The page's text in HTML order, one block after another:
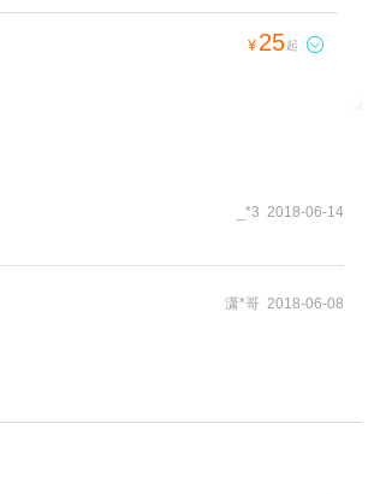
¥ 25起 
_*3 2018-06-14
潇*哥 2018-06-08